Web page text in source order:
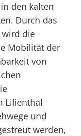
den kalten
Durch das
wird die
Mobilität der
von
Lilienthal
und
werden,